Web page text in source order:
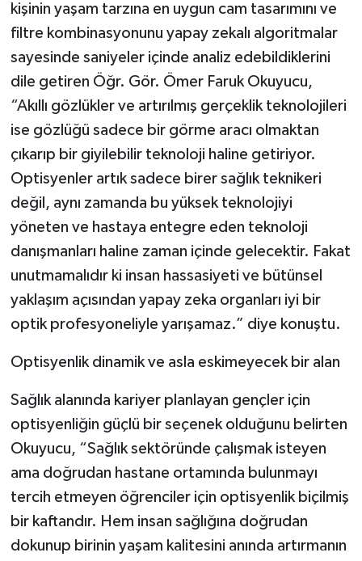
kişinin yaşam tarzına en uygun cam tasarımını ve
filtre kombinasyonunu yapay zekalı algoritmalar
sayesinde saniyeler içinde analiz edebildiklerini
dile getiren Öğr. Gör. Ömer Faruk Okuyucu,
“Akıllı gözlükler ve artırılmış gerçeklik teknolojileri
ise gözlüğü sadece bir görme aracı olmaktan
çıkarıp bir giyilebilir teknoloji haline getiriyor.
Optisyenler artık sadece birer sağlık teknikeri
değil, aynı zamanda bu yüksek teknolojiyi
yöneten ve hastaya entegre eden teknoloji
danışmanları haline zaman içinde gelecektir. Fakat
unutmamalıdır ki insan hassasiyeti ve bütünsel
yaklaşım açısından yapay zeka organları iyi bir
optik profesyoneliyle yarışamaz.” diye konuştu.
Optisyenlik dinamik ve asla eskimeyecek bir alan
Sağlık alanında kariyer planlayan gençler için
optisyenliğin güçlü bir seçenek olduğunu belirten
Okuyucu, “Sağlık sektöründe çalışmak isteyen
ama doğrudan hastane ortamında bulunmayı
tercih etmeyen öğrenciler için optisyenlik biçilmiş
bir kaftandır. Hem insan sağlığına doğrudan
dokunup birinin yaşam kalitesini anında artırmanın